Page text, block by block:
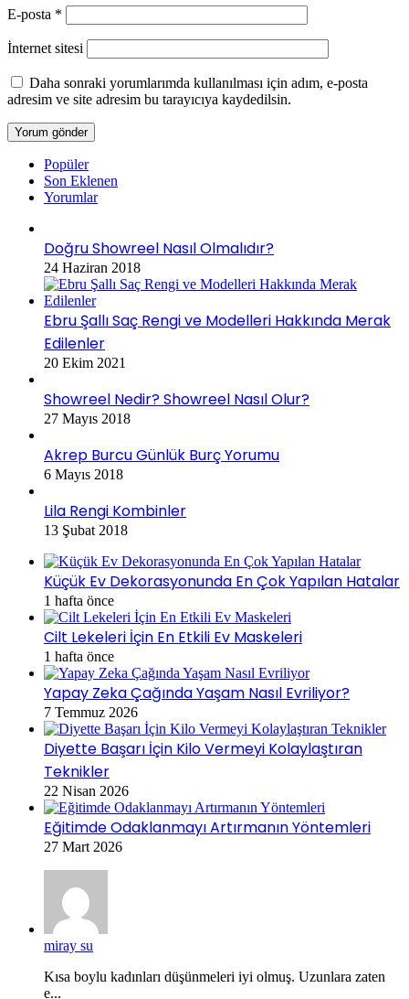
E-posta *
İnternet sitesi
Daha sonraki yorumlarımda kullanılması için adım, e-posta
adresim ve site adresim bu tarayıcıya kaydedilsin.
Popüler
Son Eklenen
Yorumlar
Doğru Showreel Nasıl Olmalıdır?
24 Haziran 2018
Ebru Şallı Saç Rengi ve Modelleri Hakkında Merak
Edilenler
20 Ekim 2021
Showreel Nedir? Showreel Nasıl Olur?
27 Mayıs 2018
Akrep Burcu Günlük Burç Yorumu
6 Mayıs 2018
Lila Rengi Kombinler
13 Şubat 2018
Küçük Ev Dekorasyonunda En Çok Yapılan Hatalar
1 hafta önce
Cilt Lekeleri İçin En Etkili Ev Maskeleri
1 hafta önce
Yapay Zeka Çağında Yaşam Nasıl Evriliyor?
7 Temmuz 2026
Diyette Başarı İçin Kilo Vermeyi Kolaylaştıran
Teknikler
22 Nisan 2026
Eğitimde Odaklanmayı Artırmanın Yöntemleri
27 Mart 2026
miray su
Kısa boylu kadınları düşünmeleri iyi olmuş. Uzunlara zaten
e...